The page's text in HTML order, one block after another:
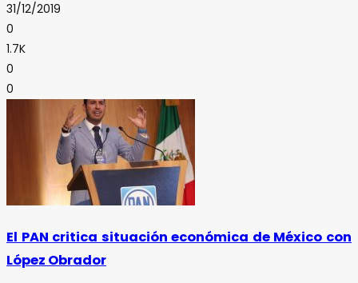
31/12/2019
0
1.7K
0
0
El PAN critica situación económica de México con
López Obrador